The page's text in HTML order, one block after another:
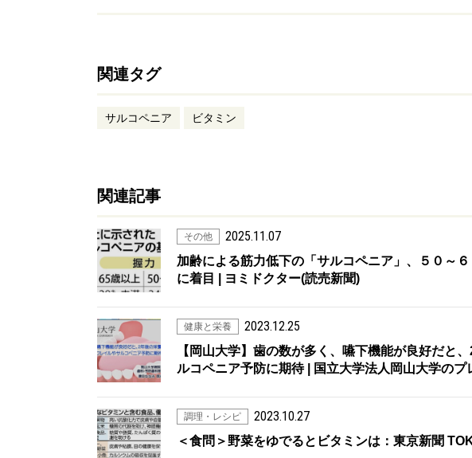
関連タグ
サルコペニア ビタミン
関連記事
その他 2025.11.07
加齢による筋力低下の「サルコペニア」、５０～
に着目 | ヨミドクター(読売新聞)
健康と栄養 2023.12.25
【岡山大学】歯の数が多く、嚥下機能が良好だと
ルコペニア予防に期待 | 国立大学法人岡山大学のプ
調理・レシピ 2023.10.27
＜食問＞野菜をゆでるとビタミンは：東京新聞